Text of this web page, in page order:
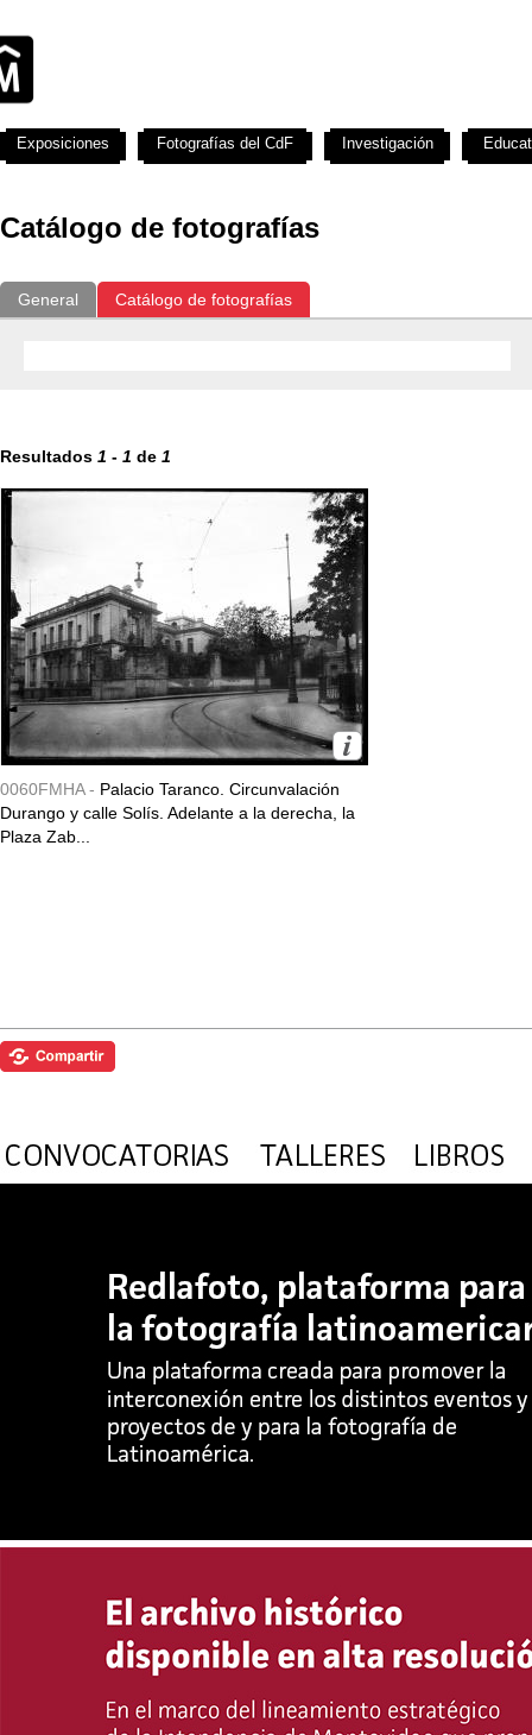
Catálogo de fotografías
General Catálogo de fotografías
Resultados 1 - 1 de 1
0060FMHA - Palacio Taranco. Circunvalación
Durango y calle Solís. Adelante a la derecha, la
Plaza Zab...
Exposiciones Fotografías del CdF Investigación